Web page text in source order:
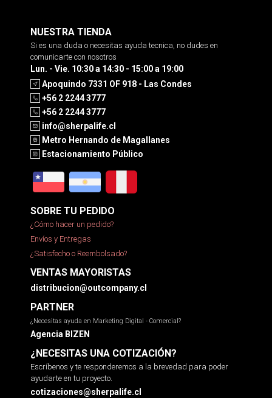
NUESTRA TIENDA
Si es una duda o necesitas ayuda tecnica, no dudes en
comunicarte con nosotros
Lun. - Vie. 10:30 a 14:30 - 15:00 a 19:00
Apoquindo 7331 OF 918 - Las Condes
+56 2 2244 3777
+56 2 2244 3777
info@sherpalife.cl
Metro Hernando de Magallanes
Estacionamiento Público
SOBRE TU PEDIDO
¿Cómo hacer un pedido?
Envíos y Entregas
¿Satisfecho o Reembolsado?
VENTAS MAYORISTAS
distribucion@outcompany.cl
PARTNER
¿Necesitas ayuda en Marketing Digital - Comercial?
Agencia BIZEN
¿NECESITAS UNA COTIZACIÓN?
Escríbenos y te responderemos a la brevedad para poder
ayudarte en tu proyecto.
cotizaciones@sherpalife.cl